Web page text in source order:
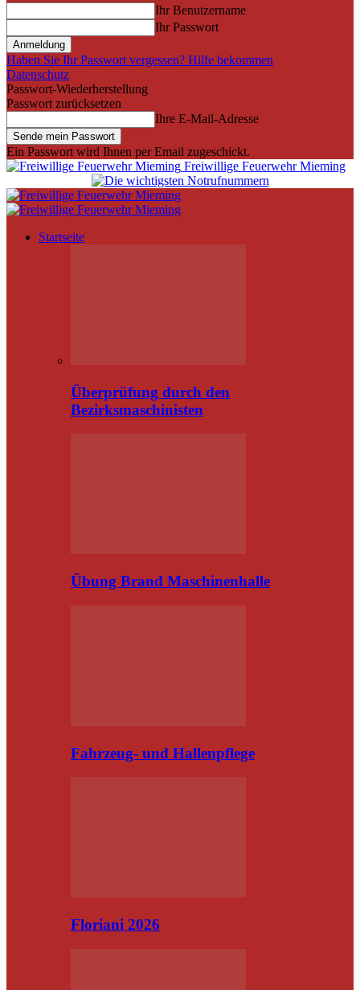
Ihr Benutzername
Ihr Passwort
Haben Sie Ihr Passwort vergessen? Hilfe bekommen
Datenschutz
Passwort-Wiederherstellung
Passwort zurücksetzen
Ihre E-Mail-Adresse
Ein Passwort wird Ihnen per Email zugeschickt.
Freiwillige Feuerwehr Mieming
Startseite
Überprüfung durch den
Bezirksmaschinisten
Übung Brand Maschinenhalle
Fahrzeug- und Hallenpflege
Floriani 2026